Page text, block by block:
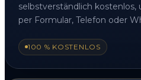
selbstverständlich kostenlos,
per Formular, Telefon oder
100 % KOSTENLOS